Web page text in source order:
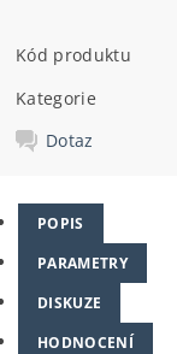
Kód produktu
Kategorie
Dotaz
POPIS
PARAMETRY
DISKUZE
HODNOCENÍ